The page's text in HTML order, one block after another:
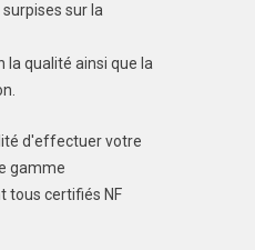
sur la
la qualité ainsi que la
d'effectuer votre
gamme
tous certifiés NF